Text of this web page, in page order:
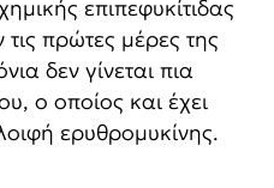
επιπεφυκίτιδας
πρώτες μέρες της
δεν γίνεται πια
ο οποίος και έχει
ερυθρομυκίνης.